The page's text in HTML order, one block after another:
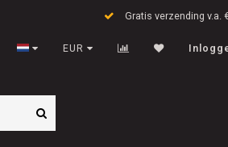
Gratis verzending v.a.
EUR